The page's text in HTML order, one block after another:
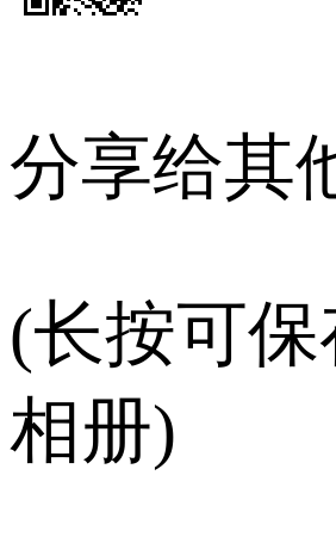
分享给其
(长按可保
相册)